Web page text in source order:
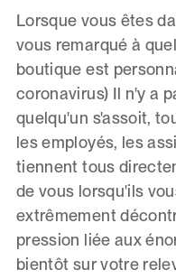
Lorsque vous êtes
vous remarqué à
boutique est
coronavirus) Il n'y a
quelqu'un s'assoit,
les employés, les
tiennent tous
de vous lorsqu'ils
extrêmement
pression liée aux
bientôt sur votre